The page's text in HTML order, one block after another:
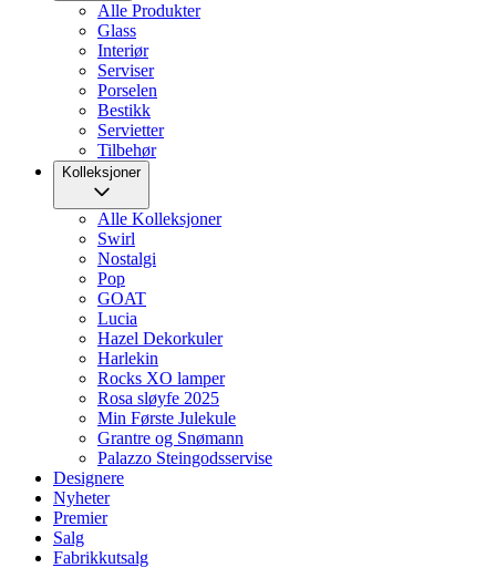
Alle Produkter
Glass
Interiør
Serviser
Porselen
Bestikk
Servietter
Tilbehør
Kolleksjoner
Alle Kolleksjoner
Swirl
Nostalgi
Pop
GOAT
Lucia
Hazel Dekorkuler
Harlekin
Rocks XO lamper
Rosa sløyfe 2025
Min Første Julekule
Grantre og Snømann
Palazzo Steingodsservise
Designere
Nyheter
Premier
Salg
Fabrikkutsalg